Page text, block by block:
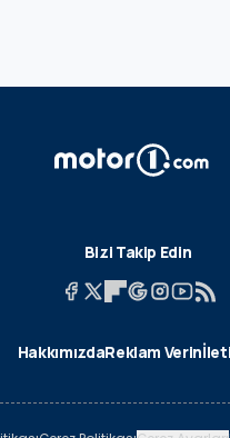
Bizi Takip Edin
HakkımızdaReklam Verin